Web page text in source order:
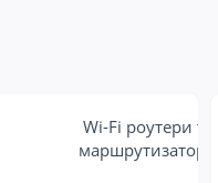
Wi-Fi роутери та
маршрутизатори